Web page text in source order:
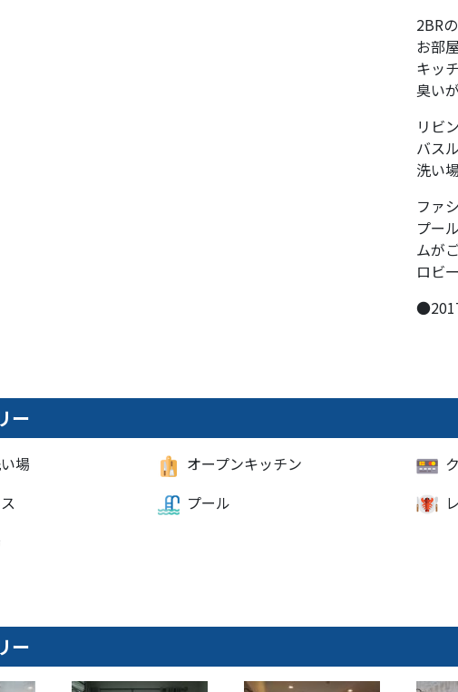
2BR
お部
キッ
臭い
リビ
バス
洗い
ファ
プー
ムが
ロビ
ー
場 オープンキッチン
プール
ー